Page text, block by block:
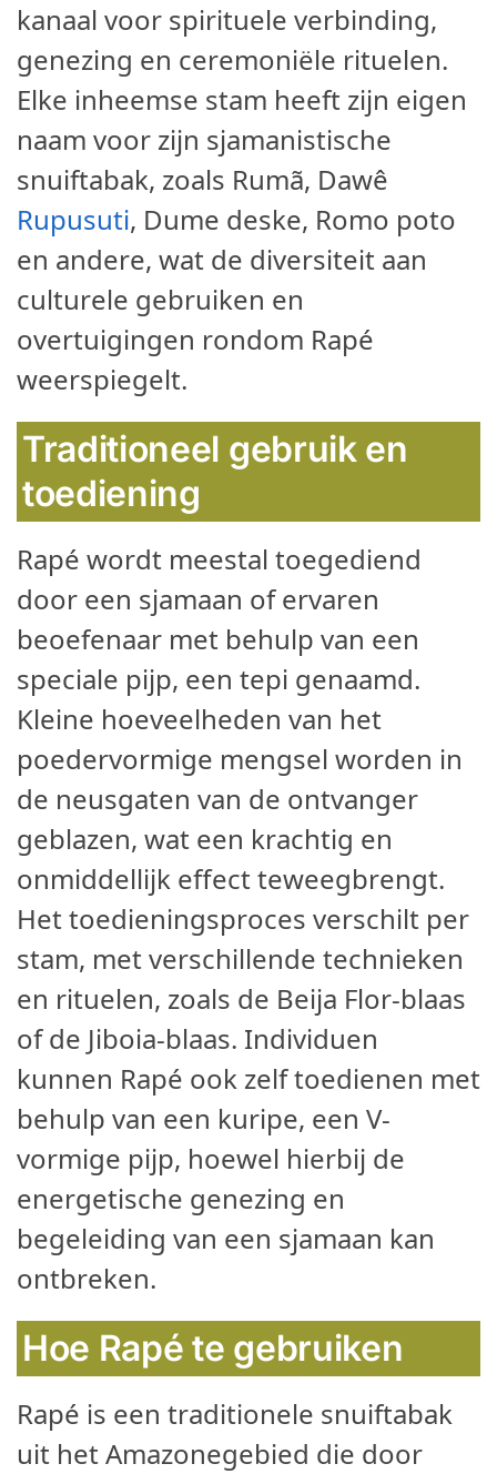
kanaal voor spirituele verbinding,
genezing en ceremoniële rituelen.
Elke inheemse stam heeft zijn eigen
naam voor zijn sjamanistische
snuiftabak, zoals Rumã, Dawê
Rupusuti, Dume deske, Romo poto
en andere, wat de diversiteit aan
culturele gebruiken en
overtuigingen rondom Rapé
weerspiegelt.
Traditioneel gebruik en
toediening
Rapé wordt meestal toegediend
door een sjamaan of ervaren
beoefenaar met behulp van een
speciale pijp, een tepi genaamd.
Kleine hoeveelheden van het
poedervormige mengsel worden in
de neusgaten van de ontvanger
geblazen, wat een krachtig en
onmiddellijk effect teweegbrengt.
Het toedieningsproces verschilt per
stam, met verschillende technieken
en rituelen, zoals de Beija Flor-blaas
of de Jiboia-blaas. Individuen
kunnen Rapé ook zelf toedienen met
behulp van een kuripe, een V-
vormige pijp, hoewel hierbij de
energetische genezing en
begeleiding van een sjamaan kan
ontbreken.
Hoe Rapé te gebruiken
Rapé is een traditionele snuiftabak
uit het Amazonegebied die door